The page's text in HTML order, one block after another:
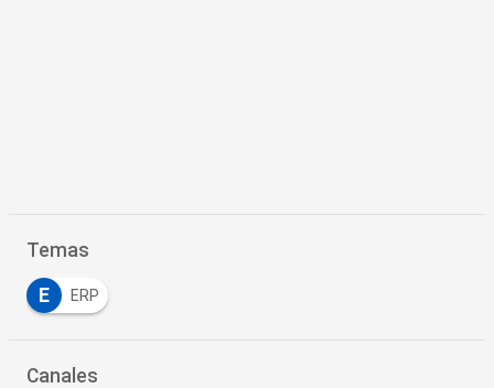
Temas
E ERP
Canales